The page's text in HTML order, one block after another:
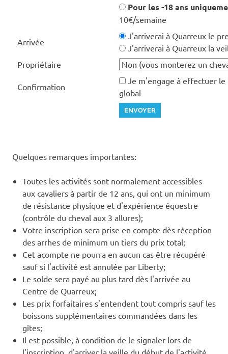
Pour les -18 ans
10€/semaine
Arrivée
J'arriverai à Quarreux le
J'arriverai à Quarreux la
Propriétaire
Confirmation
Je m'engage à effectuer le
global
ENVOYER
Quelques remarques importantes:
Toutes les activités sont normalement accessibles
aux cavaliers à partir de 12 ans, qui ont un minimum
de résistance physique et d'expérience équestre
(contrôle du cheval aux 3 allures);
Votre inscription sera prise en compte dès réception
des arrhes de minimum un tiers du prix total;
Cet acompte ne pourra en aucun cas être récupéré
sauf si l'activité est annulée par Liberty;
Le solde sera payé au plus tard dès l'arrivée au
Centre de Quarreux;
Les prix forfaitaires s'entendent tout compris sauf les
boissons supplémentaires commandées dans les
gîtes;
Il est possible, à condition de le signaler lors de
l'inscription, d'arriver la veille du début de l'activité